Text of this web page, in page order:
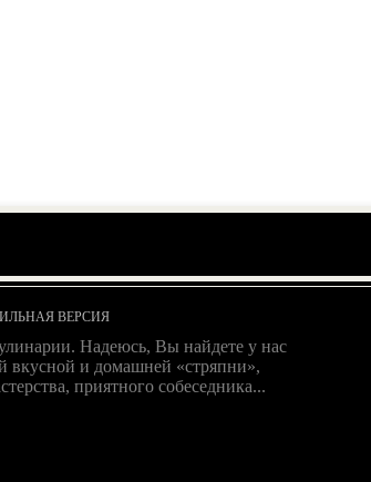
ВЕРСИЯ
Надеюсь, Вы найдете у нас
вкусной и домашней «стряпни»,
приятного собеседника...